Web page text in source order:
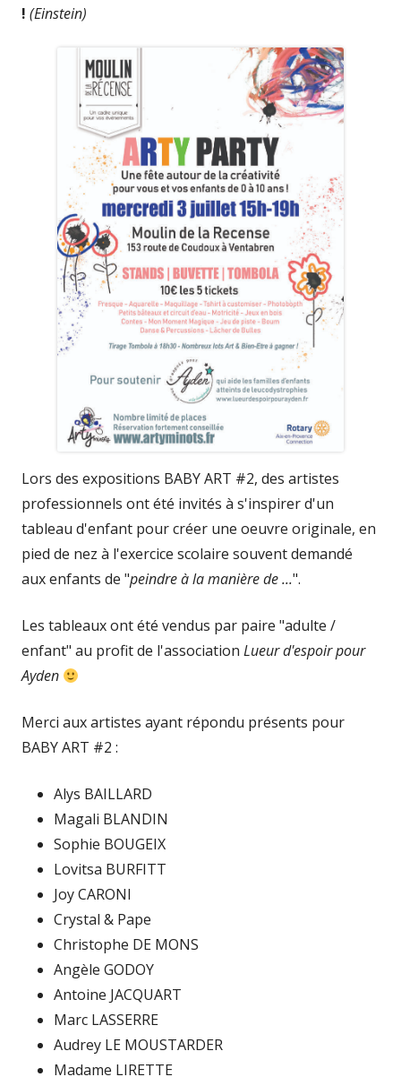
! (Einstein)
Lors des expositions BABY ART #2, des artistes
professionnels ont été invités à s'inspirer d'un
tableau d'enfant pour créer une oeuvre originale, en
pied de nez à l'exercice scolaire souvent demandé
aux enfants de "peindre à la manière de ...".
Les tableaux ont été vendus par paire "adulte /
enfant" au profit de l'association Lueur d'espoir pour
Ayden
Merci aux artistes ayant répondu présents pour
BABY ART #2 :
Alys BAILLARD
Magali BLANDIN
Sophie BOUGEIX
Lovitsa BURFITT
Joy CARONI
Crystal & Pape
Christophe DE MONS
Angèle GODOY
Antoine JACQUART
Marc LASSERRE
Audrey LE MOUSTARDER
Madame LIRETTE